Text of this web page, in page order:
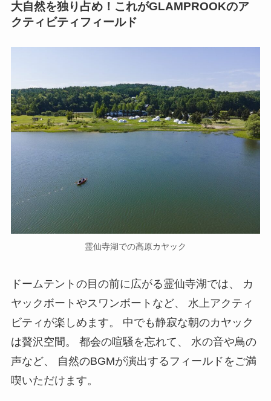
大自然を独り占め！これがGLAMPROOKのア
クティビティフィールド
霊仙寺湖での高原カヤック
ドームテントの目の前に広がる霊仙寺湖では、 カ
ヤックボートやスワンボートなど、 水上アクティ
ビティが楽しめます。 中でも静寂な朝のカヤック
は贅沢空間。 都会の喧騒を忘れて、 水の音や鳥の
声など、 自然のBGMが演出するフィールドをご満
喫いただけます。